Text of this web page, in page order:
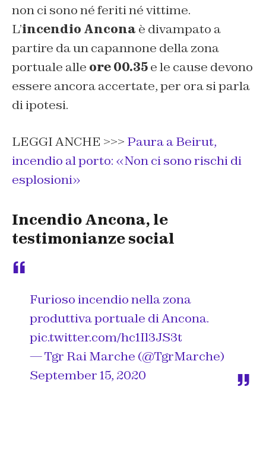
non ci sono né feriti né vittime.
L’incendio Ancona è divampato a
partire da un capannone della zona
portuale alle ore 00.35e le cause devono
essere ancora accertate, per ora si parla
di ipotesi.
LEGGI ANCHE >>> Paura a Beirut,
incendio al porto: «Non ci sono rischi di
esplosioni»
Incendio Ancona, le
testimonianze social
Furioso incendio nella zona
produttiva portuale di Ancona.
pic.twitter.com/hc1Il3JS3t
— Tgr Rai Marche (@TgrMarche)
September 15, 2020